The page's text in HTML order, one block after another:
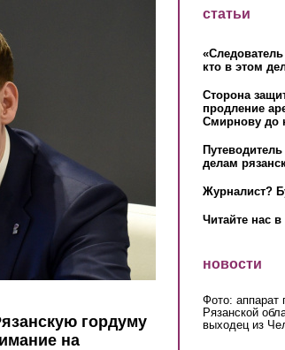
гордуму
на
статьи
кто в этом
Сторона
продление
Смирнову до
делам
Журналист?
Читайте нас в
новости
Фото: аппарат
Рязанской
выходец из